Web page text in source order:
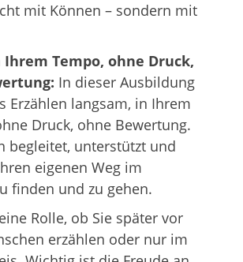
mit Können – sondern mit
Tempo, ohne Druck,
In dieser Ausbildung
Erzählen langsam, in Ihrem
Druck, ohne Bewertung.
begleitet, unterstützt und
eigenen Weg im
finden und zu gehen.
Rolle, ob Sie später vor
erzählen oder nur im